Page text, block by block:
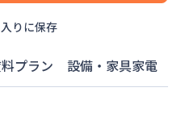
りに保存
プラン 設備・家具家電